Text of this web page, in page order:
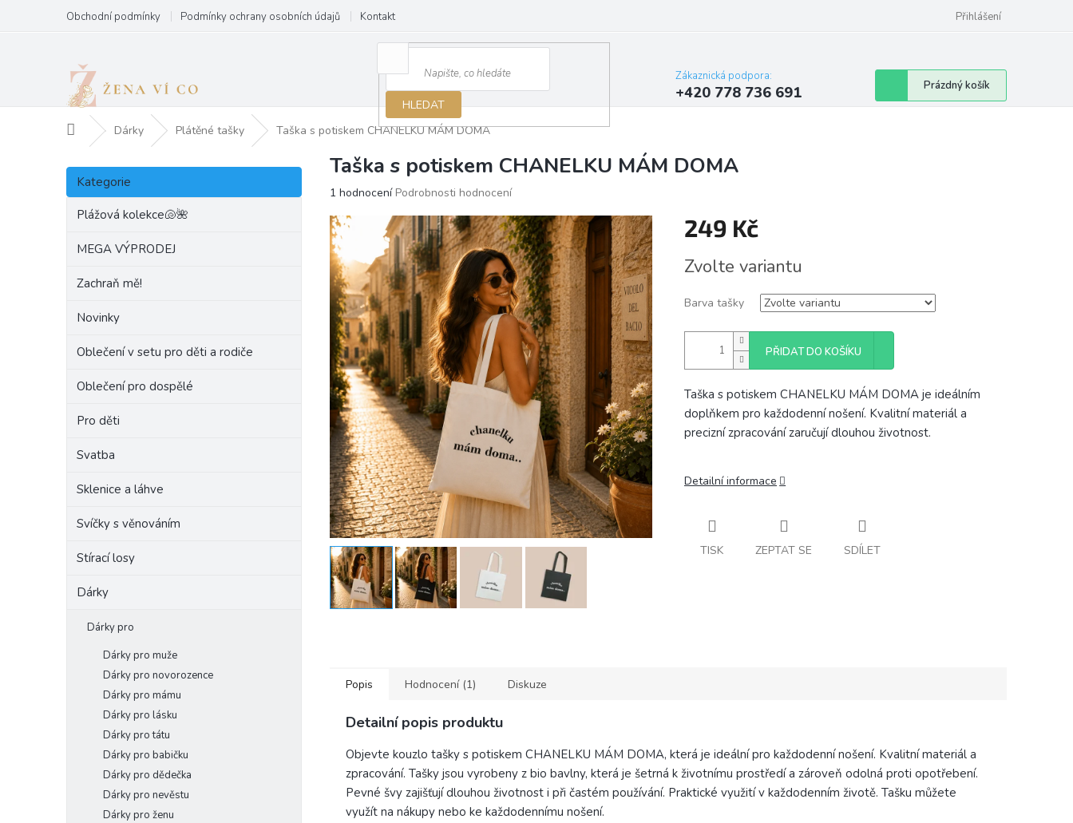
obsah
Obchodní podmínky Podmínky ochrany osobních údajů Kontakt Přihlášení
HLEDAT
Zákaznická podpora:
+420 778 736 691
Nákupní
košík
Prázdný košík
Domů Dárky Plátěné tašky Taška s potiskem CHANELKU MÁM DOMA
P
s
Přeskočit
kategorie
Kategorie
Plážová kolekce🐚🌺
MEGA VÝPRODEJ
Zachraň mě!
Novinky
Oblečení v setu pro děti a rodiče
Oblečení pro dospělé
Pro děti
Svatba
Sklenice a láhve
Svíčky s věnováním
Stírací losy
Dárky
Dárky pro
Dárky pro muže
Dárky pro novorozence
Dárky pro mámu
Dárky pro lásku
Dárky pro tátu
Dárky pro babičku
Dárky pro dědečka
Dárky pro nevěstu
Dárky pro ženu
Taška s potiskem CHANELKU MÁM DOMA
Průměrné
produktu
je
5,0
z
5
hvězdiček.
1 hodnocení Podrobnosti hodnocení
249 Kč
cena:
Zvolte variantu
Barva tašky
PŘIDAT DO KOŠÍKU
Taška s potiskem CHANELKU MÁM DOMA je ideálním
doplňkem pro každodenní nošení. Kvalitní materiál a
precizní zpracování zaručují dlouhou životnost.
Detailní informace
TISK ZEPTAT SE SDÍLET
Popis Hodnocení (1) Diskuze
Detailní popis produktu
Objevte kouzlo tašky s potiskem CHANELKU MÁM DOMA, která je ideální pro každodenní nošení. Kvalitní materiál a
zpracování. Tašky jsou vyrobeny z bio bavlny, která je šetrná k životnímu prostředí a zároveň odolná proti opotřebení.
Pevné švy zajišťují dlouhou životnost i při častém používání. Praktické využití v každodenním životě. Tašku můžete
využít na nákupy nebo ke každodennímu nošení.